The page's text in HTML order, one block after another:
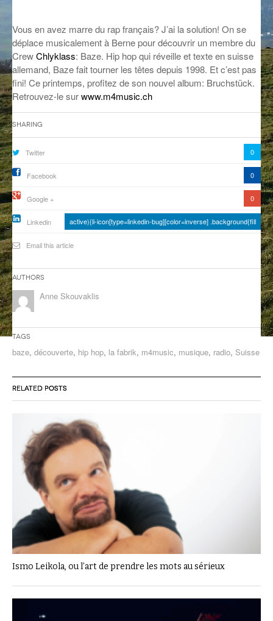
IL ÉTAIT UNE FOIS
L’ASTUCE DE LA PORTE EN BOIS
LA FABRIK POÉTIK
LA MINUTE LITTÉRAIRE
LA SOUTERRAINE
SONORIK
Vous en avez marre du rap français? J’ai la solution! On se
déplace musicalement à Berne pour découvrir un membre du
CrewChlyklass: Baze. Hip hop qui réveille et texte en suisse
allemand, Baze fait tourner les têtes depuis 1998. Et c’est pas
fini! Ce printemps, profitez de son nouvel album: Bruchstück.
Retrouvez-le surwww.m4music.ch
Sharing
Twitter 0
Facebook 0
Google + 0
Linkedin active){li-icon[type=linkedin-bug][color=inverse] .background{fill
Email this article
Authors
Anne Skouvaklis
Tags
baze, découverte, hip hop, la fabrik, m4music, musique, radio, Suisse
RELATED POSTS
Ismo Leikola, ou l’art de prendre les mots au sérieux